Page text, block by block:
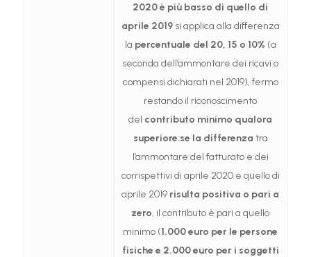
2020 è più basso di quello di
aprile 2019si applica alla differenza
la percentuale del 20, 15 o 10% (a
seconda dell’ammontare dei ricavi o
compensi dichiarati nel 2019), fermo
restando il riconoscimento
del contributo minimo qualora
superiore;se la differenza tra
l’ammontare del fatturato e dei
corrispettivi di aprile 2020 e quello di
aprile 2019 risulta positiva o pari a
zero, il contributo è pari a quello
minimo (1.000 euro per le persone
fisiche e 2.000 euro per i soggetti